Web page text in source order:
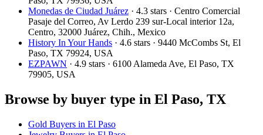
Monedas de Ciudad Juárez · 4.3 stars · Centro Comercial
Pasaje del Correo, Av Lerdo 239 sur-Local interior 12a,
Centro, 32000 Juárez, Chih., Mexico
History In Your Hands · 4.6 stars · 9440 McCombs St, El
Paso, TX 79924, USA
EZPAWN · 4.9 stars · 6100 Alameda Ave, El Paso, TX
79905, USA
Browse by buyer type in El Paso, TX
Gold Buyers in El Paso